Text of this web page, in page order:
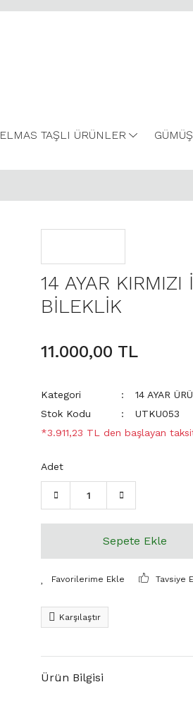
ELMAS TAŞLI ÜRÜNLER
14 AYAR
BİLEKLİK
11.000,00 TL
Kategori 14 AYAR
Stok Kodu
UTKU053
*3.911,23 TL den başlayan
Adet
Sepete Ekle
Tavsiye
Karşılaştır
Ürün Bilgisi